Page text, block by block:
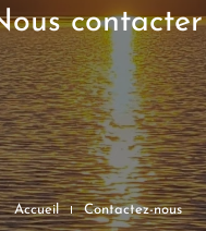
contacter
Accueil Contactez-nous